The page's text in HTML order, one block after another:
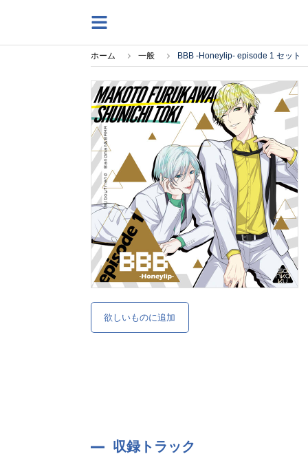
ホーム 一般 BBB -Honeylip- episode 1 セット
欲しいものに追加
収録トラック